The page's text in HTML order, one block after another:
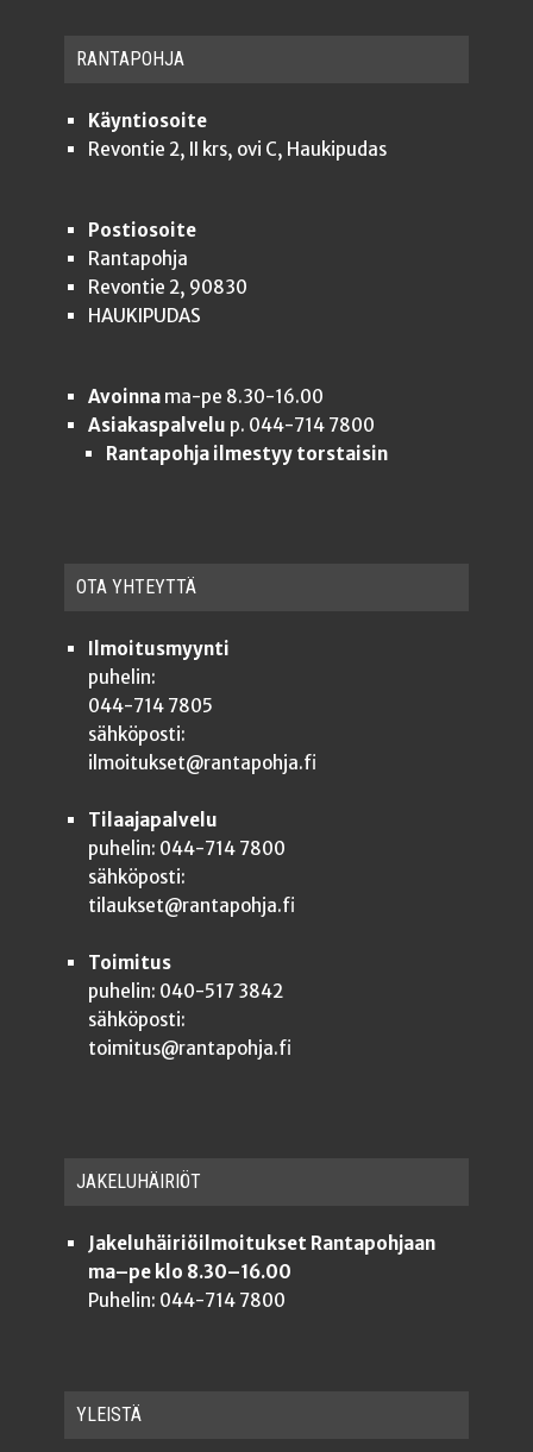
RAN­TA­POH­JA
Käyntiosoite
Revontie 2, II krs, ovi C, Haukipudas
Postiosoite
Rantapohja
Revontie 2, 90830
HAUKIPUDAS
Avoinnama-pe 8.30-16.00
Asiakaspalvelu p. 044-714 7800
Rantapohja ilmestyy torstaisin
OTA YHTEYT­TÄ
Ilmoitusmyynti
puhelin:
044-714 7805
sähköposti:
ilmoitukset@rantapohja.fi
Tilaajapalvelu
puhelin: 044-714 7800
sähköposti:
tilaukset@rantapohja.fi
Toimitus
puhelin: 040-517 3842
sähköposti:
toimitus@rantapohja.fi
JAKE­LU­HÄI­RIÖT
Jakeluhäiriöilmoitukset Rantapohjaan
ma–pe klo 8.30–16.00
Puhelin: 044-714 7800
YLEISTÄ